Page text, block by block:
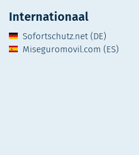
Internationaal
Sofortschutz.net (DE)
Miseguromovil.com (ES)